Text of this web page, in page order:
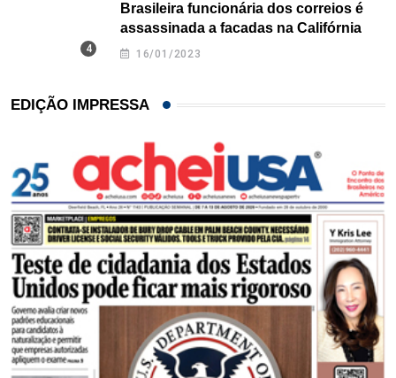
Brasileira funcionária dos correios é
assassinada a facadas na Califórnia
16/01/2023
EDIÇÃO IMPRESSA